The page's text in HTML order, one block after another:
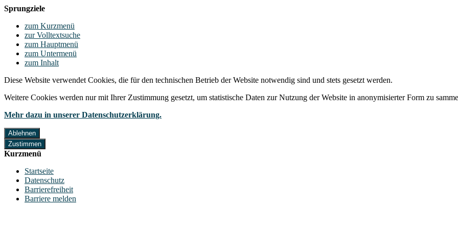
Sprungziele
zum Kurzmenü
zur Volltextsuche
zum Hauptmenü
zum Untermenü
zum Inhalt
Diese Website verwendet Cookies, die für den technischen Betrieb der Website notwendig sind und stets gesetzt werden.
Weitere Cookies werden nur mit Ihrer Zustimmung gesetzt, um statistische Daten zur Nutzung der Website in anonymisierter Form zu
Mehr dazu in unserer Datenschutzerklärung.
Ablehnen
Zustimmen
Kurzmenü
Startseite
Datenschutz
Barrierefreiheit
Barriere melden